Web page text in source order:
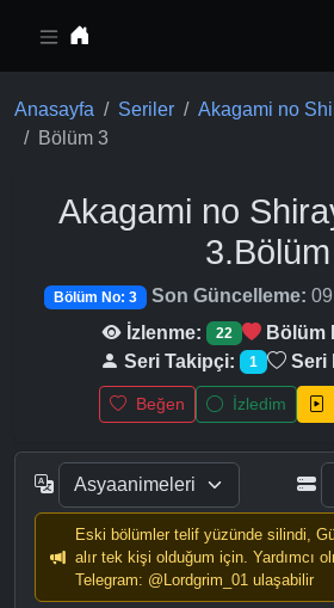
Anasayfa Seriler
Akagami no
Bölüm 3
Akagami no
3.Bölüm
Bölüm No: 3 Son Güncelleme:
İzlenme:
22 Bölüm
Seri Takipçi: 1 Seri
Beğen İzledim
Eski bölümler telif yüzünde silindi,
alır tek kişi olduğum için. Yardımcı
Telegram: @Lordgrim_01 ulaşabilir